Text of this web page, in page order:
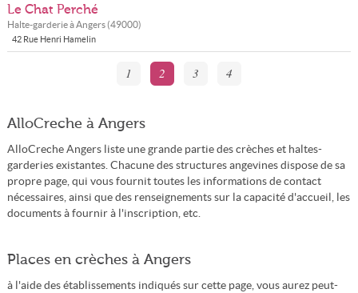
Le Chat Perché
Halte-garderie àAngers(49000)
42 Rue Henri Hamelin
1 2 3 4
AlloCreche à Angers
AlloCreche Angers liste une grande partie des crèches et haltes-
garderies existantes. Chacune des structures angevines dispose de sa
propre page, qui vous fournit toutes les informations de contact
nécessaires, ainsi que des renseignements sur la capacité d'accueil, les
documents à fournir à l'inscription, etc.
Places en crèches à Angers
à l'aide des établissements indiqués sur cette page, vous aurez peut-